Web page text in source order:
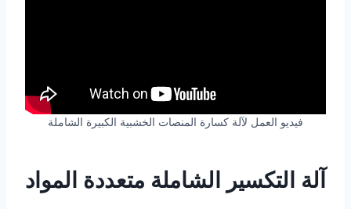
فيديو العمل لآلة كسارة المنصات الخشبية الكبيرة الشاملة
آلة التكسير الشاملة متعددة المواد